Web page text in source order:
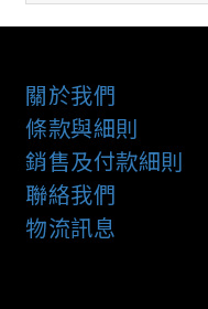
關於我們
條款與細則
銷售及付款細則
聯絡我們
物流訊息